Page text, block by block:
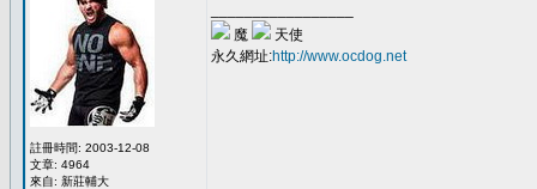
註冊時間: 2003-12-08
文章: 4964
來自: 新莊輔大
魔
天使
永久網址:http://www.ocdog.net